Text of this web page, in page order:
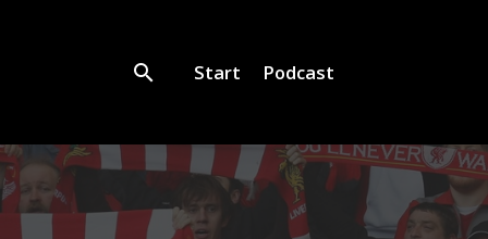
Start Podcast